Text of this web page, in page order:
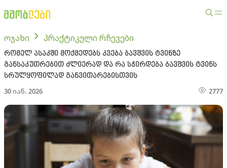
ოჯახი პრაქტიკული რჩევები
რომელ ასაკში მოქმედებს კვება ბავშვის ტვინზე
განსაკუთრებით ძლიერად და რა სჭირდება ბავშვის ტვინს
სრულყოფილად განვითარებისთვის
30 იან. 2026 2777